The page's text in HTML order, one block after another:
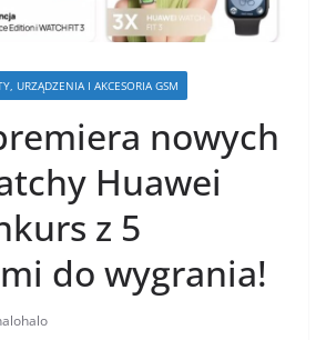
URZĄDZENIA I AKCESORIA GSM
nowych
Huawei
z 5
do wygrania!